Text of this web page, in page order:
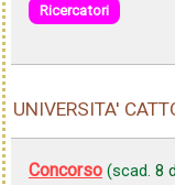
Ricercatori
UNIVERSITA'
Concorso (scad. 8